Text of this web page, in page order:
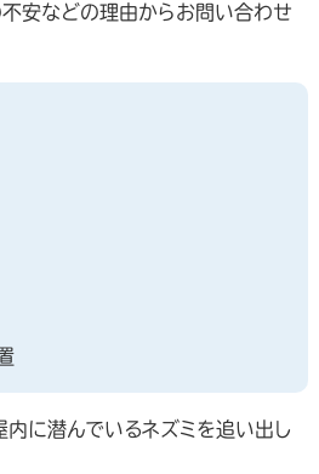
不安などの理由からお問い合わせ
内に潜んでいるネズミを追い出し